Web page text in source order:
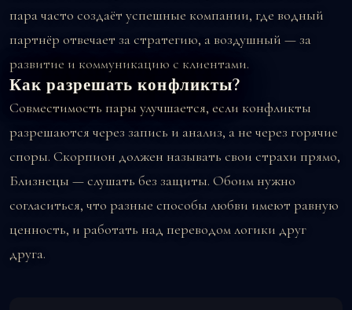
пара часто создаёт успешные компании, где водный
партнёр отвечает за стратегию, а воздушный — за
развитие и коммуникацию с клиентами.
Как разрешать конфликты?
Совместимость пары улучшается, если конфликты
разрешаются через запись и анализ, а не через горячие
споры. Скорпион должен называть свои страхи прямо,
Близнецы — слушать без защиты. Обоим нужно
согласиться, что разные способы любви имеют равную
ценность, и работать над переводом логики друг
друга.